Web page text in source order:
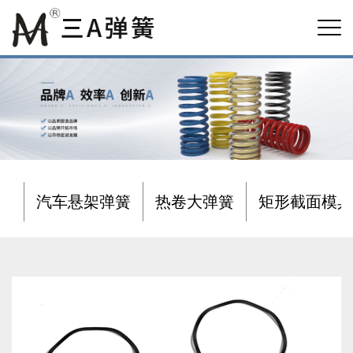
汽车悬架弹簧 热卷大弹簧 矩形截面模